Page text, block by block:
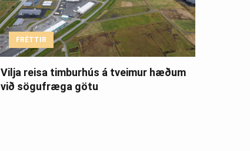
FRÉTTIR
Vilja reisa timburhús á tveimur hæðum
við sögufræga götu